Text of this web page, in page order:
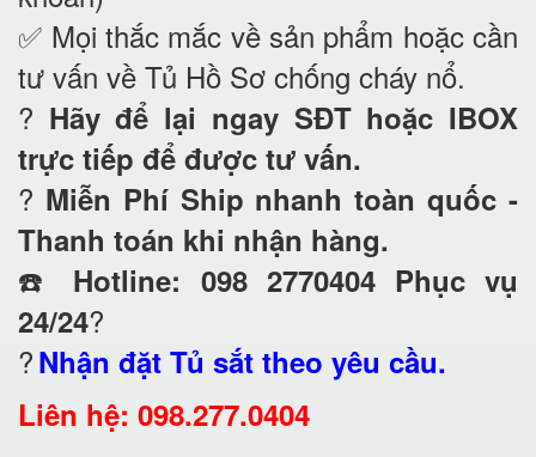
✅ Mọi thắc mắc về sản phẩm hoặc cần
tư vấn về Tủ Hồ Sơ chống cháy nổ.
? Hãy để lại ngay SĐT hoặc IBOX
trực tiếp để được tư vấn.
? Miễn Phí Ship nhanh toàn quốc -
Thanh toán khi nhận hàng.
☎️ Hotline: 098 2770404 Phục vụ
24/24?
?Nhận đặt Tủ sắt theo yêu cầu.
Liên hệ: 098.277.0404